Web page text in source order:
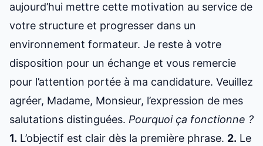
aujourd’hui mettre cette motivation au service de
votre structure et progresser dans un
environnement formateur. Je reste à votre
disposition pour un échange et vous remercie
pour l’attention portée à ma candidature. Veuillez
agréer, Madame, Monsieur, l’expression de mes
salutations distinguées. Pourquoi ça fonctionne ?
1. L’objectif est clair dès la première phrase. 2. Le